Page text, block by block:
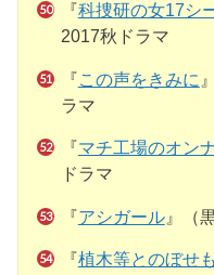
『科捜研の女17シ
2017秋ドラマ
『この声をきみに
ラマ
『マチ工場のオン
ドラマ
『アシガール』（
『植木等とのぼせ